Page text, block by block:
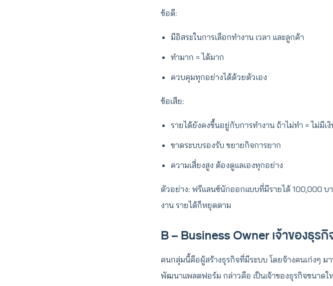
ข้อดี:
มีอิสระในการเลือกทำงาน เวลา และลูกค้า
ทำมาก = ได้มาก
ควบคุมทุกอย่างได้ด้วยตัวเอง
ข้อเสีย:
รายได้ยังคงขึ้นอยู่กับการทำงาน ถ้าไม่ทำ = ไม่มีเ
ขาดระบบรองรับ ขยายกิจการยาก
ความเสี่ยงสูง ต้องดูแลเองทุกอย่าง
ตัวอย่าง: ฟรีแลนซ์นักออกแบบที่มีรายได้ 100,000
งาน รายได้ก็หยุดตาม
B – Business Owner เจ้าของธุรกิ
คนกลุ่มนี้คือผู้สร้างธุรกิจที่มีระบบ โดยจ้างคนเก่งๆ มา
พัฒนาแพลตฟอร์ม กล่าวคือ เป็นเจ้าของธุรกิจขนาด